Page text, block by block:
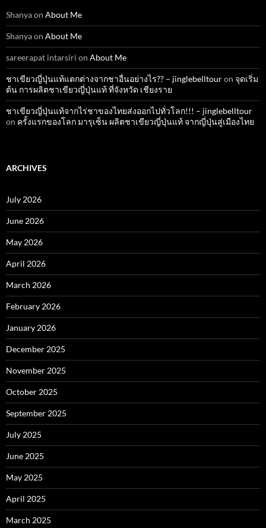
Shanyaon About Me
Shanyaon About Me
sareerapat intarsiri on About Me
ชาเขียวญี่ปุ่นแท้แตกต่างจากชาอื่นอย่างไร?? – jinglebelltouron จุดเริ่ม
ต้น การผลิตชาเขียวญี่ปุ่นแท้ ที่จังหวัด เชียงราย
ชาเขียวญี่ปุ่นแท้จากไร่ชาของไทยส่งออกไปทั่วโลก!!! – jinglebelltour
on ครั้งแรกของโลก มารุเซ็น ผลิตชาเขียวญี่ปุ่นแท้ จากญี่ปุ่นสู่เมืองไทย
ARCHIVES
July 2026
June 2026
May 2026
April 2026
March 2026
February 2026
January 2026
December 2025
November 2025
October 2025
September 2025
July 2025
June 2025
May 2025
April 2025
March 2025